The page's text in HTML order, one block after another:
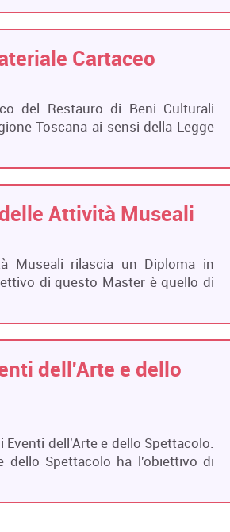
Cartaceo
del Restauro di Beni Culturali
Toscana ai sensi della Legge
Attività Museali
Museali rilascia un Diploma in
di questo Master è quello di
dell'Arte e dello
dell'Arte e dello Spettacolo.
dello Spettacolo ha l'obiettivo di